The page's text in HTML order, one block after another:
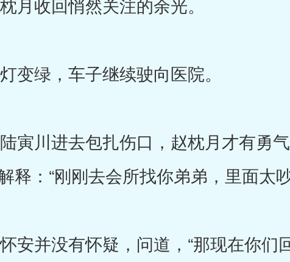
月收回悄然关注的余光。
变绿，车子继续驶向医院。
寅川进去包扎伤口，赵枕月才有勇
释：“刚刚去会所找你弟弟，里面太
安并没有怀疑，问道，“那现在你们